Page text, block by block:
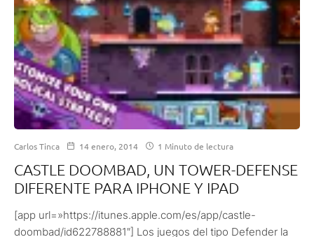
Carlos Tinca 14 enero, 2014 1 Minuto de lectura
CASTLE DOOMBAD, UN TOWER-DEFENSE
DIFERENTE PARA IPHONE Y IPAD
[app url=»https://itunes.apple.com/es/app/castle-
doombad/id622788881″] Los juegos del tipo Defender la